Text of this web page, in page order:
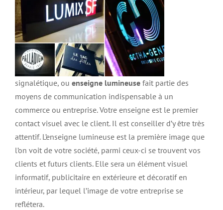
signalétique, ou enseigne lumineuse fait partie des
moyens de communication indispensable à un
commerce ou entreprise. Votre enseigne est le premier
contact visuel avec le client. Il est conseiller d’y être très
attentif. L’enseigne lumineuse est la première image que
l’on voit de votre société, parmi ceux-ci se trouvent vos
clients et futurs clients. Elle sera un élément visuel
informatif, publicitaire en extérieure et décoratif en
intérieur, par lequel l’image de votre entreprise se
reflétera.